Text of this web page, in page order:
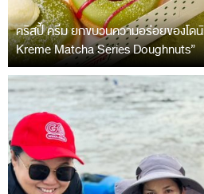
คริสปี้ ครีม ยกขบวนความอร่อยของโด
Kreme Matcha Series Doughnuts”